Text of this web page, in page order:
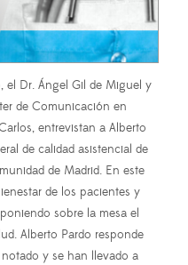
el Dr. Ángel Gil de Miguel y
de Comunicación en
entrevistan a Alberto
de calidad asistencial de
de Madrid. En este
de los pacientes y
sobre la mesa el
Alberto Pardo responde
y se han llevado a